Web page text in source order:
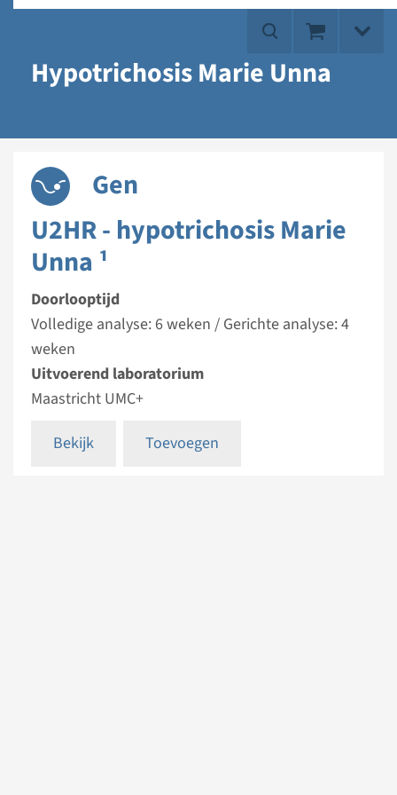
Hypotrichosis Marie Unna
Gen
U2HR - hypotrichosis Marie
Unna ¹
Doorlooptijd
Volledige analyse: 6 weken / Gerichte analyse: 4
weken
Uitvoerend laboratorium
Maastricht UMC+
Bekijk
Toevoegen